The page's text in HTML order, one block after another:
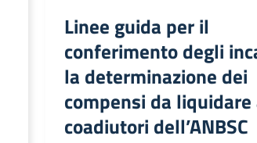
Linee guida per il
conferimento degli
la determinazione dei
compensi da liquidare
coadiutori dell’ANBSC